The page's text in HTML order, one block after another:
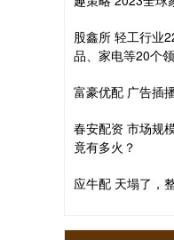
股鑫所 轻工行业
品、家电等20个
富豪优配 广告插
春安配资 市场规
竟有多火？
应牛配 天塌了，